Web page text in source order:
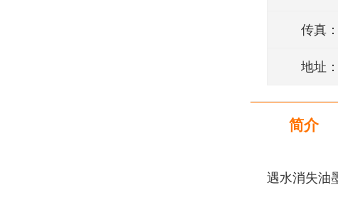
传真：
地址：
简介
遇水消失油